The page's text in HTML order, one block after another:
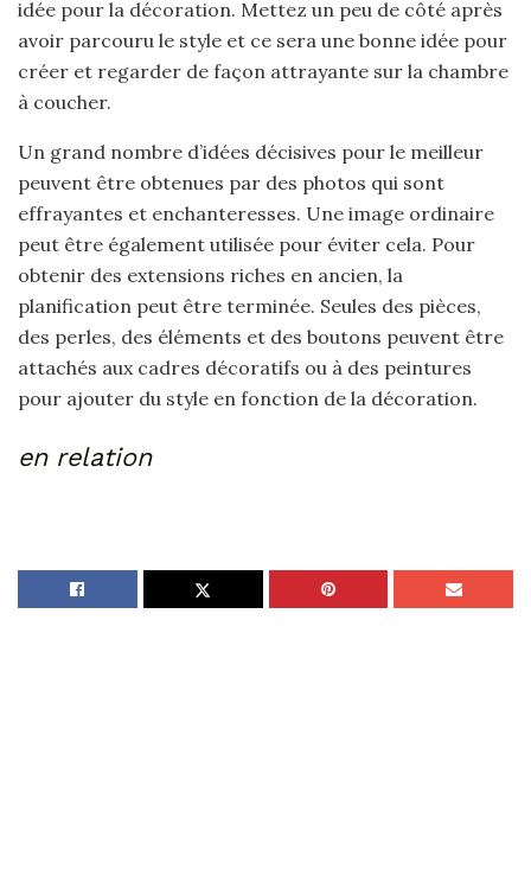
idée pour la décoration. Mettez un peu de côté après
avoir parcouru le style et ce sera une bonne idée pour
créer et regarder de façon attrayante sur la chambre
à coucher.
Un grand nombre d’idées décisives pour le meilleur
peuvent être obtenues par des photos qui sont
effrayantes et enchanteresses. Une image ordinaire
peut être également utilisée pour éviter cela. Pour
obtenir des extensions riches en ancien, la
planification peut être terminée. Seules des pièces,
des perles, des éléments et des boutons peuvent être
attachés aux cadres décoratifs ou à des peintures
pour ajouter du style en fonction de la décoration.
en relation